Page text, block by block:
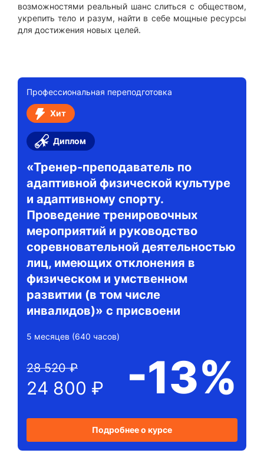
возможностями реальный шанс слиться с обществом,
укрепить тело и разум, найти в себе мощные ресурсы
для достижения новых целей.
Профессиональная переподготовка
Хит
Диплом
«Тренер-преподаватель по
адаптивной физической культуре
и адаптивному спорту.
Проведение тренировочных
мероприятий и руководство
соревновательной деятельностью
лиц, имеющих отклонения в
физическом и умственном
развитии (в том числе
инвалидов)» с присвоени
5 месяцев (640 часов)
24 800 ₽
28 520 ₽ -13%
Подробнее о курсе